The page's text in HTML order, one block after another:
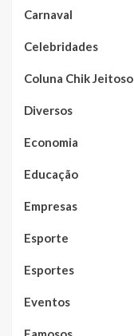
Carnaval
Celebridades
Coluna Chik Jeitoso
Diversos
Economia
Educação
Empresas
Esporte
Esportes
Eventos